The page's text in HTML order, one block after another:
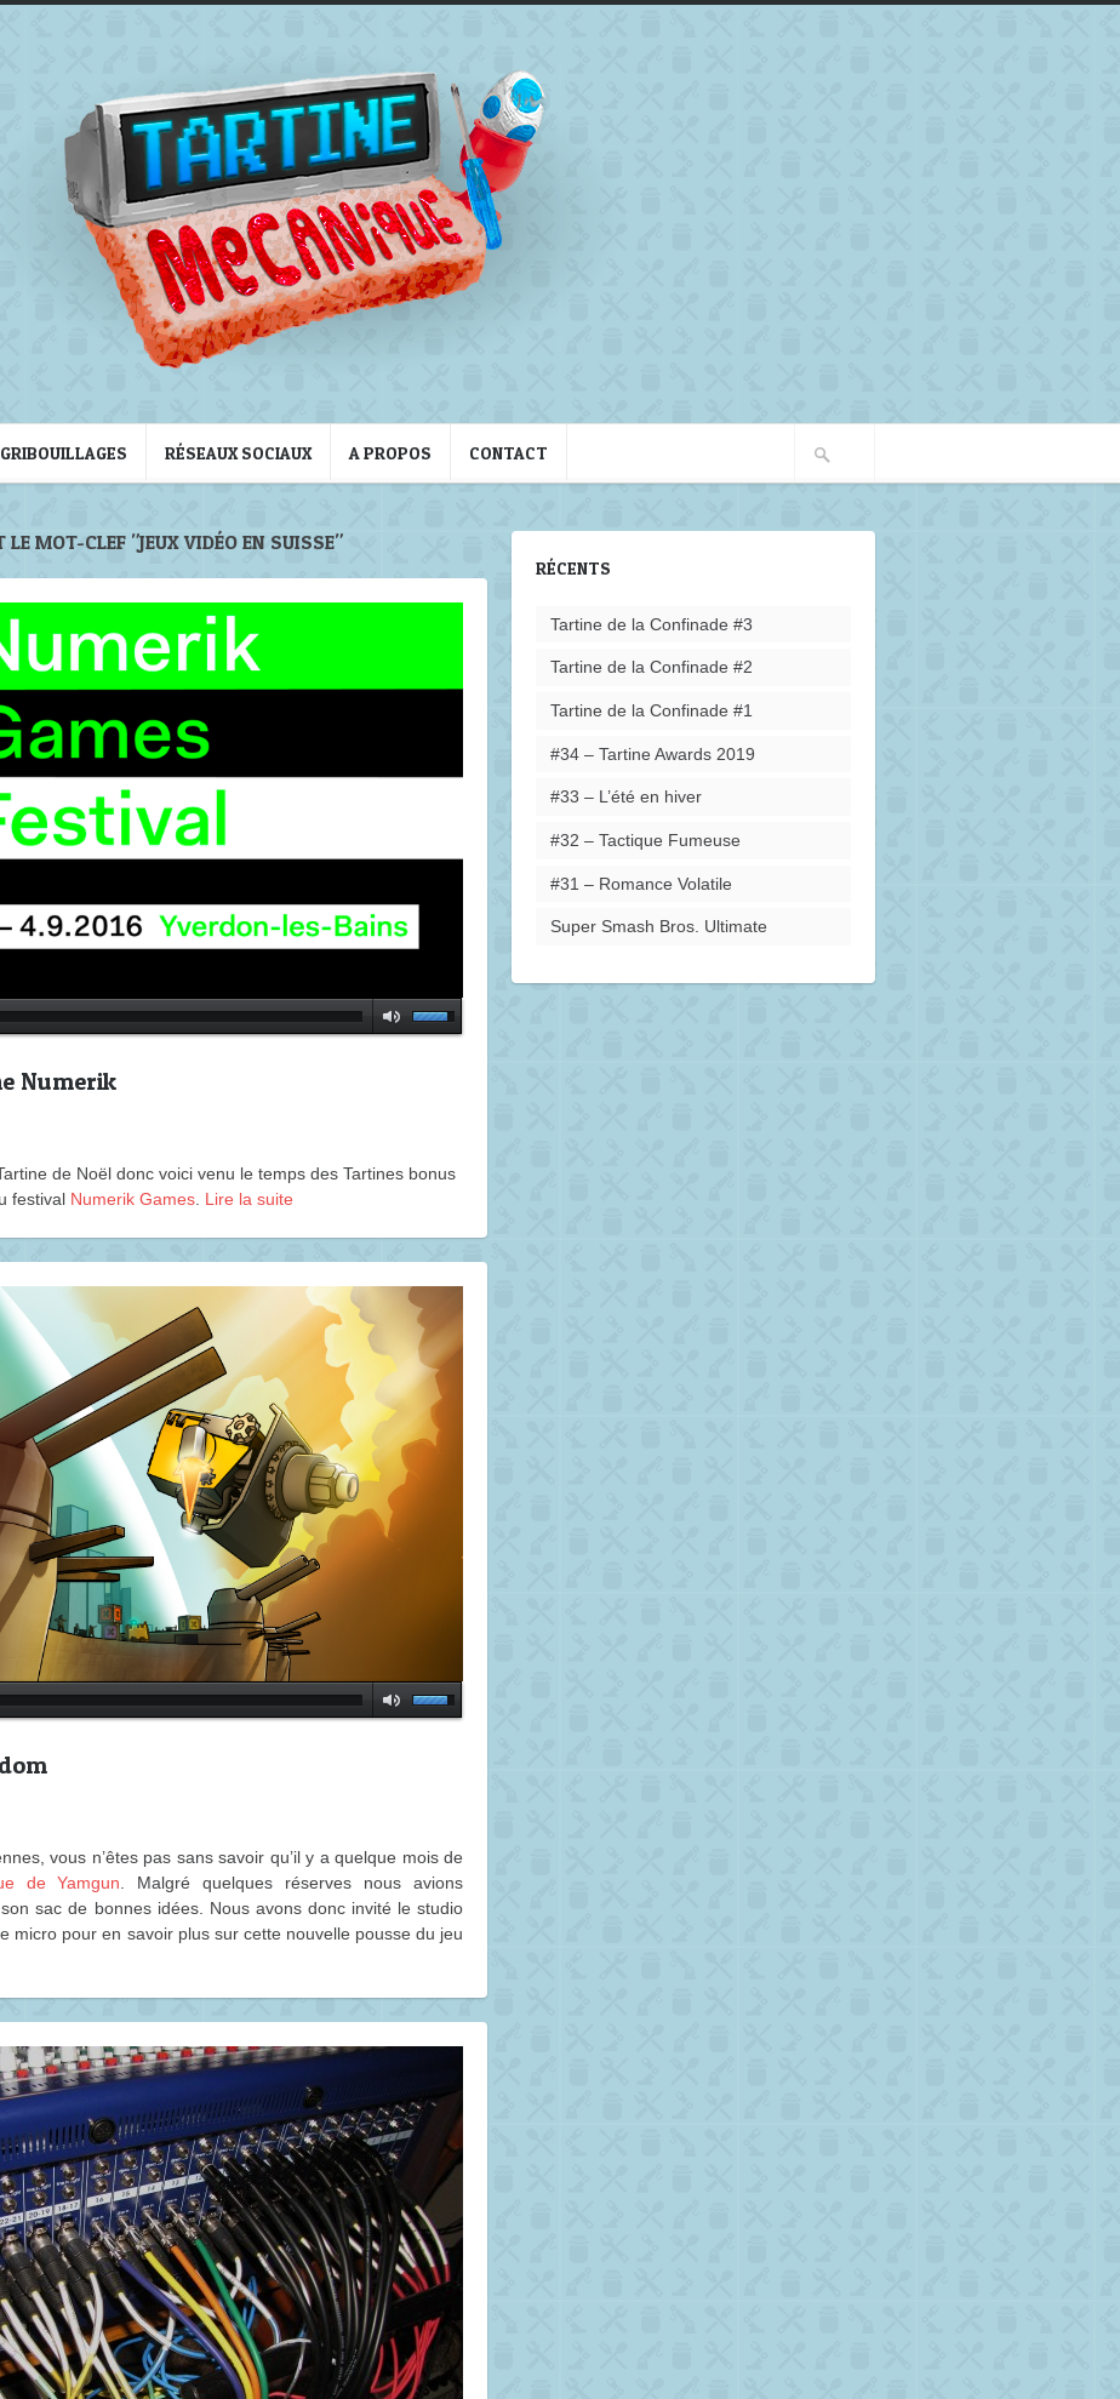
GRIBOUILLAGES RÉSEAUX SOCIAUX A PROPOS CONTACT
MOT-CLEF "JEUX VIDÉO EN SUISSE"
Numerik
de Noël donc voici venu le temps des Tartines bonus
festival Numerik Games Lire la suite
vous n’êtes pas sans savoir qu’il y a quelque mois de
de Yamgun . Malgré quelques réserves nous avions
sac de bonnes idées. Nous avons donc invité le studio
micro pour en savoir plus sur cette nouvelle pousse du jeu
RÉCENTS
Tartine de la Confinade #3
Tartine de la Confinade #2
Tartine de la Confinade #1
#34 – Tartine Awards 2019
#33 – L’été en hiver
#32 – Tactique Fumeuse
#31 – Romance Volatile
Super Smash Bros. Ultimate